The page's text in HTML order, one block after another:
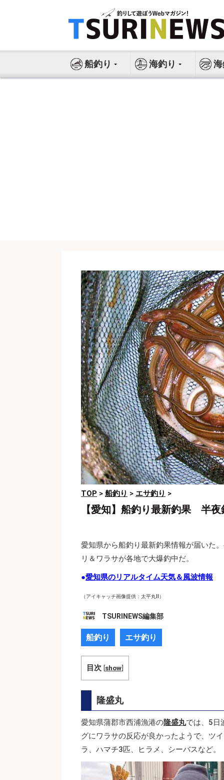
ス
船釣り 海釣り
TOP > 船釣り > エサ釣り >
【愛知】船釣り最新釣果 半
愛知県から船釣り最新釣果情報が届いた
リ＆ワラサが各地で大爆釣中だ。
●愛知県のリアルタイム天気＆風波情報
（アイキャッチ画像提供：太平丸Ⅱ）
TSURINEWS編集部
船釣り エサ釣り
目次 [show]
隆盛丸
愛知県蒲郡市西浦漁港の隆盛丸では、5日
グにワラサの反応が良かったようで、ツ
ラ、ハマチ3匹、ヒラメ、シーバスなど。